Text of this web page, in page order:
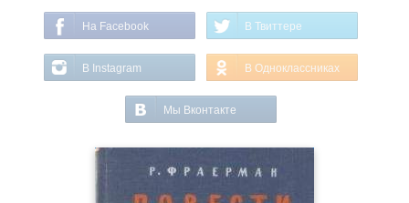
На Facebook В Твиттере
В Instagram В Одноклассниках
Мы Вконтакте